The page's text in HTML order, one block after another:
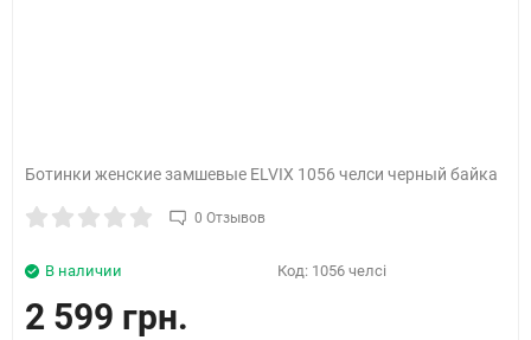
Ботинки женские замшевые ELVIX 1056 челси черный байка
0 Отзывов
В наличии Код: 1056 челсі
2 599 грн.